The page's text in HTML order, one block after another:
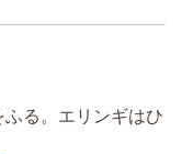
る。エリンギはひ